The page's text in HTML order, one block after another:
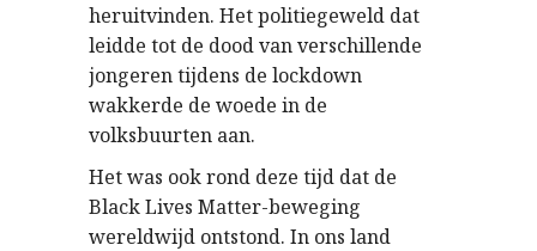
heruitvinden. Het politiegeweld dat
leidde tot de dood van verschillende
jongeren tijdens de lockdown
wakkerde de woede in de
volksbuurten aan.
Het was ook rond deze tijd dat de
Black Lives Matter-beweging
wereldwijd ontstond. In ons land